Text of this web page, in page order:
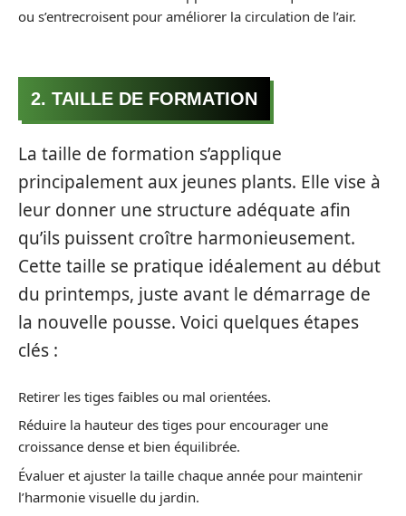
ou s’entrecroisent pour améliorer la circulation de l’air.
2. TAILLE DE FORMATION
La taille de formation s’applique
principalement aux jeunes plants. Elle vise à
leur donner une structure adéquate afin
qu’ils puissent croître harmonieusement.
Cette taille se pratique idéalement au début
du printemps, juste avant le démarrage de
la nouvelle pousse. Voici quelques étapes
clés :
Retirer les tiges faibles ou mal orientées.
Réduire la hauteur des tiges pour encourager une
croissance dense et bien équilibrée.
Évaluer et ajuster la taille chaque année pour maintenir
l’harmonie visuelle du jardin.